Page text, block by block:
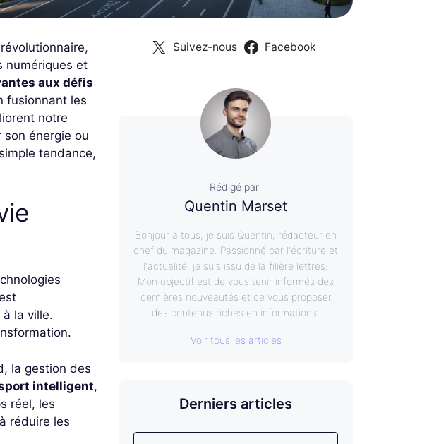
numériques et
aux défis
fusionnant les
notre
son énergie ou
tendance,
la ville.
la gestion des
intelligent,
réel, les
réduire les
Suivez-nous Facebook
Rédigé par
Quentin Marset
Bonjour à tous, je suis Quentin, rédacteur en
chef du magazine. Passionné par l'écriture et
l'actualité, je suis issu de la filière lettres.
Mon objectif est de vous tenir informés des
dernières nouveautés et de vous proposer
des contenus riches en informations.
Voir tous les articles
Derniers articles